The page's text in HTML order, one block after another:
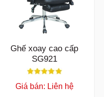
Ghế xoay cao cấp
SG921
Giá bán: Liên hệ